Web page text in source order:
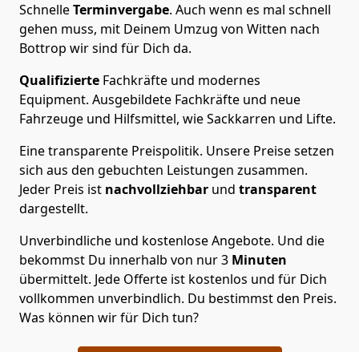
SchnelleTerminvergabe. Auch wenn es mal schnell
gehen muss, mit Deinem Umzug von Witten nach
Bottrop wir sind für Dich da.
Qualifizierte Fachkräfte und modernes
Equipment. Ausgebildete Fachkräfte und neue
Fahrzeuge und Hilfsmittel, wie Sackkarren und Lifte.
Eine transparente Preispolitik. Unsere Preise setzen
sich aus den gebuchten Leistungen zusammen.
Jeder Preis ist nachvollziehbar und transparent
dargestellt.
Unverbindliche und kostenlose Angebote. Und die
bekommst Du innerhalb von nur3 Minuten
übermittelt. Jede Offerte ist kostenlos und für Dich
vollkommen unverbindlich. Du bestimmst den Preis.
Was können wir für Dich tun?